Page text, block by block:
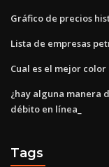
Gráfico de precios
Lista de empresas
Cual es el mejor
¿hay alguna manera
débito en línea_
Tags